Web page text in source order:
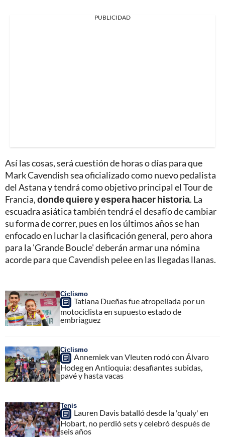
PUBLICIDAD
Así las cosas, será cuestión de horas o días para que
Mark Cavendish sea oficializado como nuevo pedalista
del Astana y tendrá como objetivo principal el Tour de
Francia,donde quiere y espera hacer historia. La
escuadra asiática también tendrá el desafío de cambiar
su forma de correr, pues en los últimos años se han
enfocado en luchar la clasificación general, pero ahora
para la 'Grande Boucle' deberán armar una nómina
acorde para que Cavendish pelee en las llegadas llanas.
Ciclismo
Tatiana Dueñas fue atropellada por un
motociclista en supuesto estado de
embriaguez
Ciclismo
Annemiek van Vleuten rodó con Álvaro
Hodeg en Antioquia: desafiantes subidas,
pavé y hasta vacas
Tenis
Lauren Davis batalló desde la 'qualy' en
Hobart, no perdió sets y celebró después de
seis años